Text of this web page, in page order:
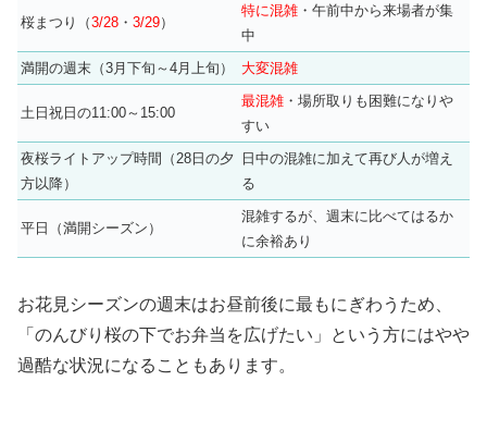
桜まつり（3/28 ・ 3/29）
特に混雑 ・午前中から来場者が集
中
満開の週末（3月下旬～4月上旬）
大変混雑
土日祝日の11:00～15:00
最混雑 ・場所取りも困難になりや
すい
夜桜ライトアップ時間（28日の夕
方以降）
日中の混雑に加えて再び人が増え
る
平日（満開シーズン）
混雑するが、週末に比べてはるか
に余裕あり
お花見シーズンの週末はお昼前後に最もにぎわうため、
「のんびり桜の下でお弁当を広げたい」という方にはやや
過酷な状況になることもあります。